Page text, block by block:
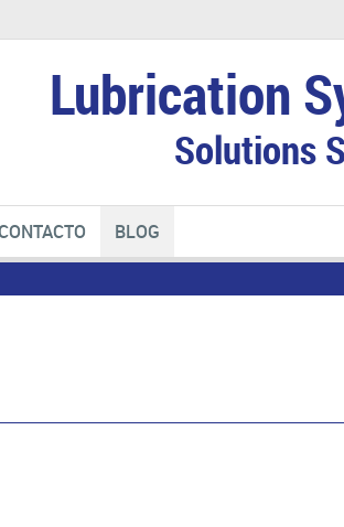
Lubrication
Solutions
BLOG